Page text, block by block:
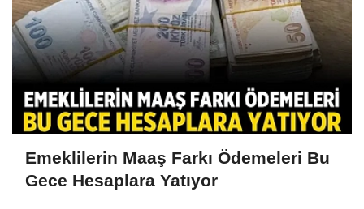
Emeklilerin Maaş Farkı Ödemeleri Bu
Gece Hesaplara Yatıyor